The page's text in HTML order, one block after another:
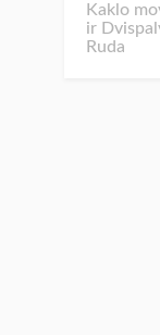
Kaklo
ir
Ruda